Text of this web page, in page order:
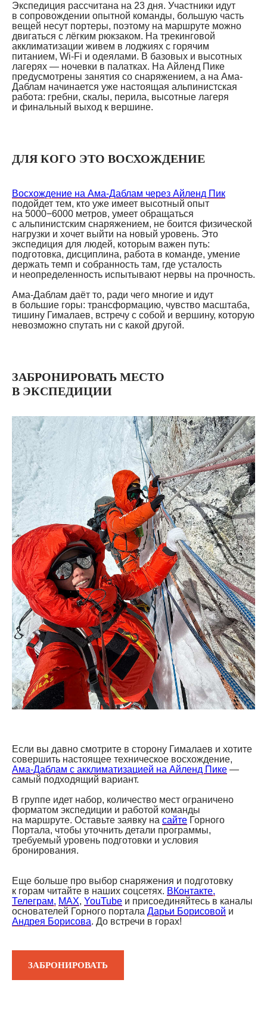
Экспедиция рассчитана на 23 дня. Участники идут
в сопровождении опытной команды, большую часть
вещей несут портеры, поэтому на маршруте можно
двигаться с лёгким рюкзаком. На трекинговой
акклиматизации живем в лоджиях с горячим
питанием, Wi-Fi и одеялами. В базовых и высотных
лагерях — ночевки в палатках. На Айленд Пике
предусмотрены занятия со снаряжением, а на Ама-
Даблам начинается уже настоящая альпинистская
работа: гребни, скалы, перила, высотные лагеря
и финальный выход к вершине.
ДЛЯ КОГО ЭТО ВОСХОЖДЕНИЕ
Восхождение на Ама-Даблам через Айленд Пик
подойдет тем, кто уже имеет высотный опыт
на 5000−6000 метров, умеет обращаться
с альпинистским снаряжением, не боится физической
нагрузки и хочет выйти на новый уровень. Это
экспедиция для людей, которым важен путь:
подготовка, дисциплина, работа в команде, умение
держать темп и собранность там, где усталость
и неопределенность испытывают нервы на прочность.
Ама-Даблам даёт то, ради чего многие и идут
в большие горы: трансформацию, чувство масштаба,
тишину Гималаев, встречу с собой и вершину, которую
невозможно спутать ни с какой другой.
ЗАБРОНИРОВАТЬ МЕСТО
В ЭКСПЕДИЦИИ
Если вы давно смотрите в сторону Гималаев и хотите
совершить настоящее техническое восхождение,
Ама-Даблам с акклиматизацией на Айленд Пике —
самый подходящий вариант.
В группе идет набор, количество мест ограничено
форматом экспедиции и работой команды
на маршруте. Оставьте заявку на сайте Горного
Портала, чтобы уточнить детали программы,
требуемый уровень подготовки и условия
бронирования.
Еще больше про выбор снаряжения и подготовку
к горам читайте в наших соцсетях. ВКонтакте,
Телеграм, MAX, YouTube и присоединяйтесь в каналы
основателей Горного портала Дарьи Борисовой и
Андрея Борисова. До встречи в горах!
ЗАБРОНИРОВАТЬ